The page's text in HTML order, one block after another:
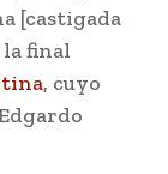
[castigada
la final
, cuyo